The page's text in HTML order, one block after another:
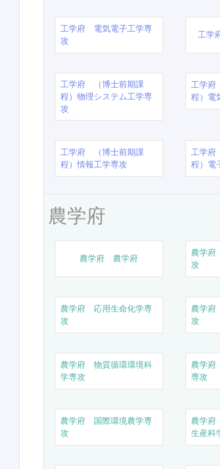
工学府 電気電子工学専
攻
工学
工学府 （博士前期課
程）物理システム工学専
攻
工学
程）電
工学府 （博士前期課
程）情報工学専攻
工学
程）電
農学府
農学府 農学府
農学
攻
農学府 応用生命化学専
攻
農学
攻
農学府 物質循環環境科
学専攻
農学
専攻
農学府 国際環境農学専
攻
農学
生産科